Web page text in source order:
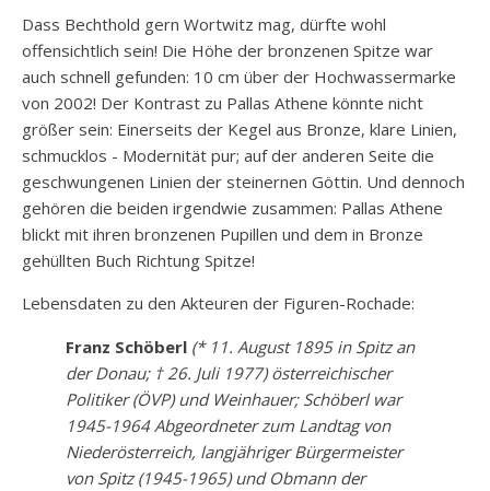
Dass Bechthold gern Wortwitz mag, dürfte wohl
offensichtlich sein! Die Höhe der bronzenen Spitze war
auch schnell gefunden: 10 cm über der Hochwassermarke
von 2002! Der Kontrast zu Pallas Athene könnte nicht
größer sein: Einerseits der Kegel aus Bronze, klare Linien,
schmucklos - Modernität pur; auf der anderen Seite die
geschwungenen Linien der steinernen Göttin. Und dennoch
gehören die beiden irgendwie zusammen: Pallas Athene
blickt mit ihren bronzenen Pupillen und dem in Bronze
gehüllten Buch Richtung Spitze!
Lebensdaten zu den Akteuren der Figuren-Rochade:
Franz Schöberl (* 11. August 1895 in Spitz an
der Donau; † 26. Juli 1977) österreichischer
Politiker (ÖVP) und Weinhauer; Schöberl war
1945-1964 Abgeordneter zum Landtag von
Niederösterreich, langjähriger Bürgermeister
von Spitz (1945-1965) und Obmann der